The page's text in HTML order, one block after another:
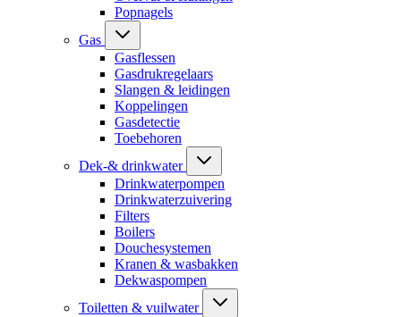
Popnagels
Gas
Gasflessen
Gasdrukregelaars
Slangen & leidingen
Koppelingen
Gasdetectie
Toebehoren
Dek-& drinkwater
Drinkwaterpompen
Drinkwaterzuivering
Filters
Boilers
Douchesystemen
Kranen & wasbakken
Dekwaspompen
Toiletten & vuilwater